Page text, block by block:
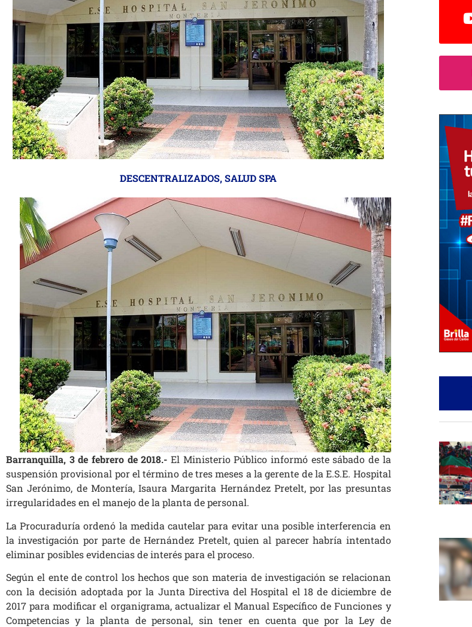
DESCENTRALIZADOS,SALUD SPA
Barranquilla, 3 de febrero de 2018.- El Ministerio Público informó este sábado de la
suspensión provisional por el término de tres meses a la gerente de la E.S.E. Hospital
San Jerónimo, de Montería, Isaura Margarita Hernández Pretelt, por las presuntas
irregularidades en el manejo de la planta de personal.
La Procuraduría ordenó la medida cautelar para evitar una posible interferencia en
la investigación por parte de Hernández Pretelt, quien al parecer habría intentado
eliminar posibles evidencias de interés para el proceso.
Según el ente de control los hechos que son materia de investigación se relacionan
con la decisión adoptada por la Junta Directiva del Hospital el 18 de diciembre de
2017 para modificar el organigrama, actualizar el Manual Específico de Funciones y
Competencias y la planta de personal, sin tener en cuenta que por la Ley de